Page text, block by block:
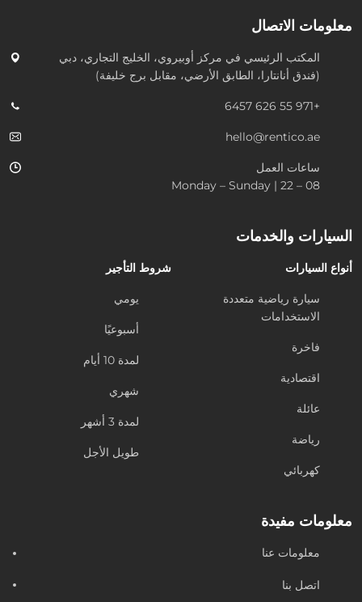
معلومات الاتصال
المكتب الرئيسي في مركز أوبيروي، الخليج التجاري، دبي
(فندق أنانتارا، الطابق الأرضي، مقابل برج خليفة)
+971 55 626 6457
hello@rentico.ae
ساعات العمل
08 – 22 | Monday – Sunday
السيارات والخدمات
أنواع السيارات
سيارة رياضية متعددة
الاستخدامات
فاخرة
اقتصادية
عائلة
رياضة
كهربائي
شروط التأجير
يومي
أسبوعيًا
لمدة 10 أيام
شهري
لمدة 3 أشهر
طويل الأجل
معلومات مفيدة
معلومات عنا
اتصل بنا